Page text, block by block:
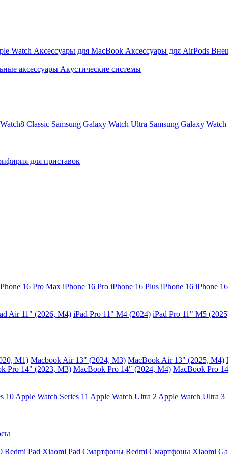
Watch Аксессуары для MacBook Аксессуары для AirPods
аксессуары Акустические системы
Classic Samsung Galaxy Watch Ultra Samsung Galaxy
для приставок
16 Pro Max iPhone 16 Pro iPhone 16 Plus iPhone 16 iPhone
Air 11" (2026, M4) iPad Pro 11" M4 (2024) iPad Pro 11" M5
M1) Macbook Air 13" (2024, M3) MacBook Air 13" (2025, M4)
Pro 14" (2023, M3) MacBook Pro 14″ (2024, M4) MacBook Pro
10 Apple Watch Series 11 Apple Watch Ultra 2 Apple Watch Ultra 3
Redmi Pad Xiaomi Pad Смартфоны Redmi Смартфоны Xiaomi